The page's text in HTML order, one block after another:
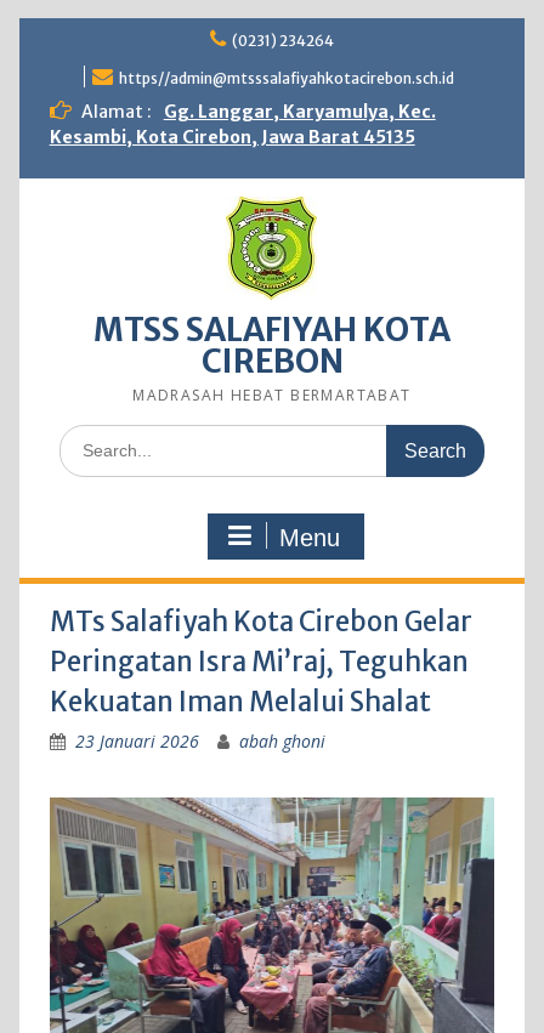
content
(0231) 234264
https//admin@mtsssalafiyahkotacirebon.sch.id
Alamat :
Gg. Langgar, Karyamulya, Kec.
Kesambi, Kota Cirebon, Jawa Barat 45135
MTSS SALAFIYAH KOTA
CIREBON
MADRASAH HEBAT BERMARTABAT
Search
for:
Menu
MTs Salafiyah Kota Cirebon Gelar
Peringatan Isra Mi’raj, Teguhkan
Kekuatan Iman Melalui Shalat
23 Januari 2026 abah ghoni